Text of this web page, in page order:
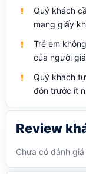
Quý khách
mang giấy
Trẻ em
của người
Quý khách
đón trước ít
Review
Chưa có đánh